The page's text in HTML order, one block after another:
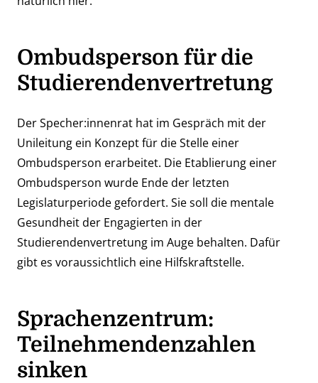
Ombudsperson für die
Studierendenvertretung
Der Specher:innenrat hat im Gespräch mit der
Unileitung ein Konzept für die Stelle einer
Ombudsperson erarbeitet. Die Etablierung einer
Ombudsperson wurde Ende der letzten
Legislaturperiode gefordert. Sie soll die mentale
Gesundheit der Engagierten in der
Studierendenvertretung im Auge behalten. Dafür
gibt es voraussichtlich eine Hilfskraftstelle.
Sprachenzentrum:
Teilnehmendenzahlen
sinken